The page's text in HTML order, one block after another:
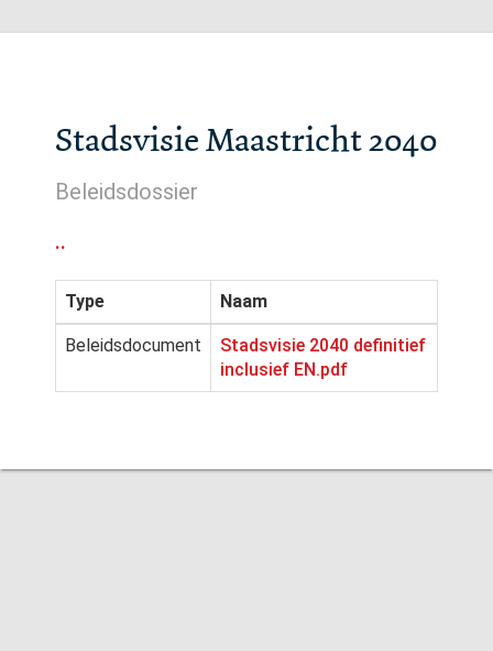
Stadsvisie Maastricht 2040
Beleidsdossier
..
Type Naam
Beleidsdocument
Stadsvisie 2040 definitief
inclusief EN.pdf